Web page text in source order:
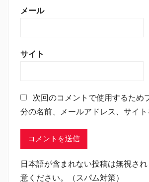
メール
サイト
次回のコメントで使用するため
分の名前、メールアドレス、サイト
日本語が含まれない投稿は無視さ
意ください。（スパム対策）